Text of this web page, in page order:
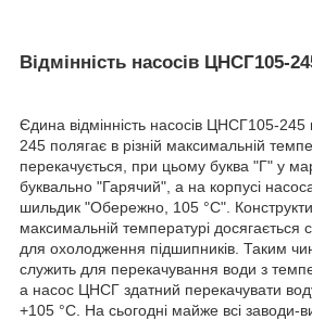
Відмінність насосів ЦНСГ105-
Єдина відмінність насосів ЦНСГ105-245
245 полягає в різній максимальній
перекачується, при цьому буква "Г" у
буквально "Гарячий", а на корпусі
шильдик "Обережно, 105 °C".
максимальній температурі досягається
для охолодження підшипників. Таким
служить для перекачування води з
а насос ЦНСГ здатний перекачувати
+105 °C. На сьогодні майже всі заводи-